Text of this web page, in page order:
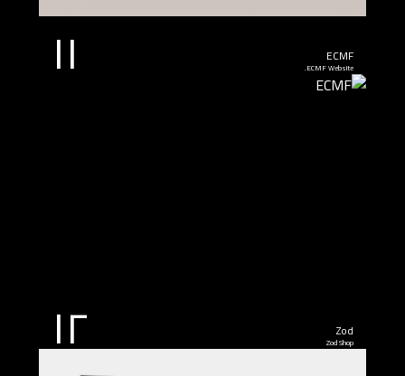
ECMF
ECMF Website. ١١
Zod
Zod Shop ١٢